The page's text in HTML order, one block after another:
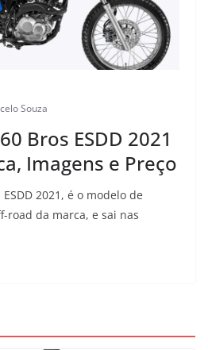
Souza
Bros ESDD 2021
Imagens e Preço
2021, é o modelo de
da marca, e sai nas